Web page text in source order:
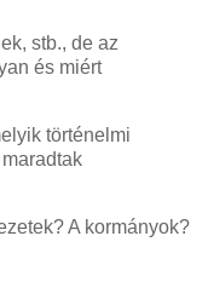
stb., de az
és miért
történelmi
A kormányok?